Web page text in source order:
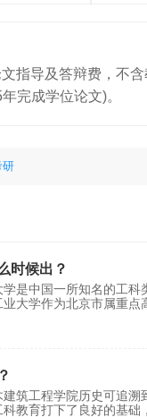
指导及答辩费，不
完成学位论文)。
研
时候出？
是中国一所知名的工
大学作为北京市属重点
筑工程学院历史可追
教育打下了良好的基础